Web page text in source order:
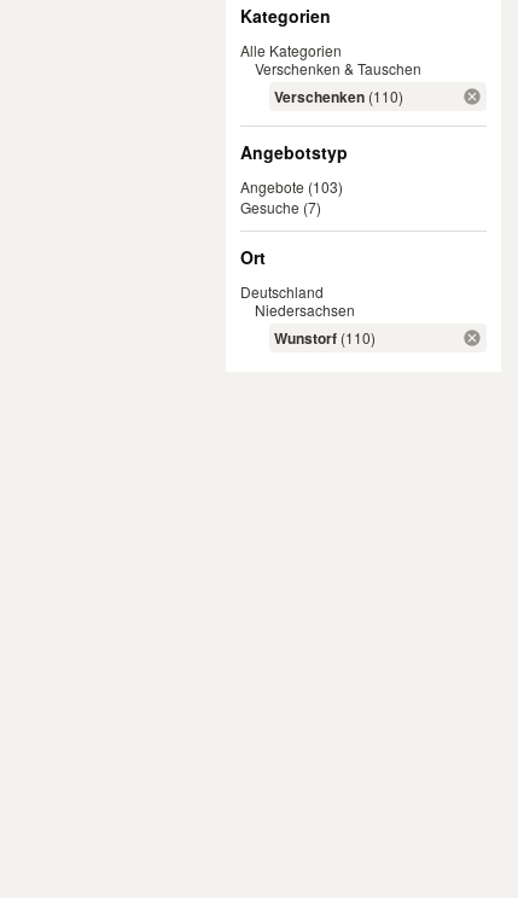
Kategorien
Alle Kategorien
Verschenken & Tauschen
Verschenken (110)
Angebotstyp
Angebote (103)
Gesuche (7)
Ort
Deutschland
Niedersachsen
Wunstorf (110)